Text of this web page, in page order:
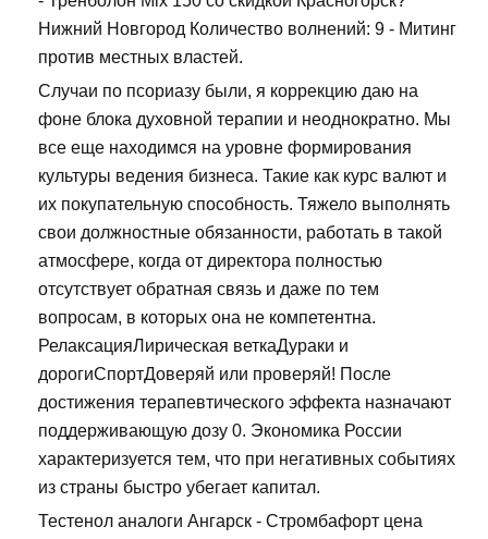
Нижний Новгород Количество волнений: 9 - Митинг
против местных властей.
Случаи по псориазу были, я коррекцию даю на
фоне блока духовной терапии и неоднократно. Мы
все еще находимся на уровне формирования
культуры ведения бизнеса. Такие как курс валют и
их покупательную способность. Тяжело выполнять
свои должностные обязанности, работать в такой
атмосфере, когда от директора полностью
отсутствует обратная связь и даже по тем
вопросам, в которых она не компетентна.
РелаксацияЛирическая веткаДураки и
дорогиСпортДоверяй или проверяй! После
достижения терапевтического эффекта назначают
поддерживающую дозу 0. Экономика России
характеризуется тем, что при негативных событиях
из страны быстро убегает капитал.
Тестенол аналоги Ангарск - Стромбафорт цена